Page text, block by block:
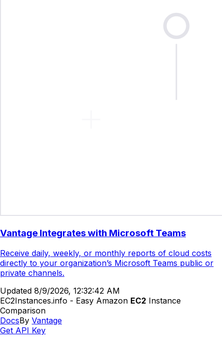
Vantage Integrates with Microsoft Teams
Receive daily, weekly, or monthly reports of cloud costs
directly to your organization’s Microsoft Teams public or
private channels.
Updated 8/9/2026, 12:32:42 AM
EC2Instances.info - Easy Amazon EC2 Instance
Comparison
DocsBy Vantage
Get API Key